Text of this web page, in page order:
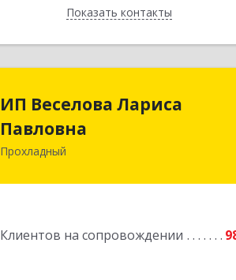
Показать контакты
Назад
ИП Веселова Лариса
Павловна
Прохладный
Клиентов на сопровождении
Павловна
361045, Кабардино-Балкарская Респ,